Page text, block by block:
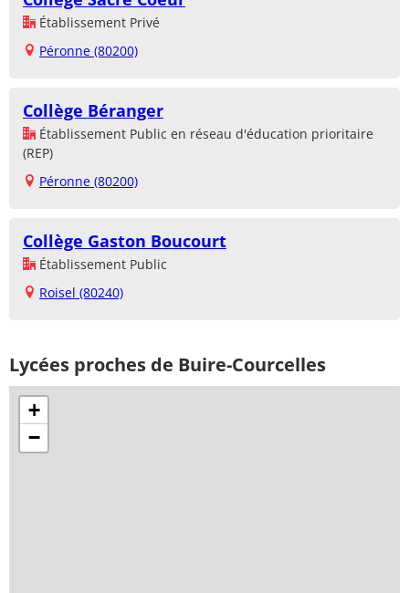
Établissement Privé
Péronne (80200)
Collège Béranger
Établissement Public en réseau d'éducation prioritaire
(REP)
Péronne (80200)
Collège Gaston Boucourt
Établissement Public
Roisel (80240)
Lycées proches de Buire-Courcelles
+
−